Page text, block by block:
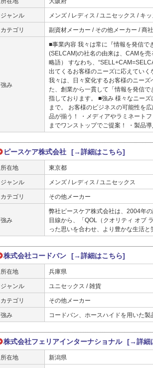
ジャンル メンズ / レディス / ユニセックス / キ
カテゴリ 副資材メーカー / その他メーカー / 商社
強み
■事業内容 我々は常に『情報を発信で
(SELCAM)の社名の由来は、CAMを
略語） すなわち、
出てくるお客様のニーズに応えていく
我々は、日々変化するお客様のニー
た、創業から一貫して「情報を発信
指しております。 ■強み 様々なニー
まで。 お客様のビジネスの可能性を
品が揃う！ ・メディアやラミネート
までワンストップでご提案！ ・製品
ピースケア株式会社 [→詳細はこちら]
所在地 東京都
ジャンル メンズ / レディス / ユニセックス
カテゴリ その他メーカー
強み
弊社ピースケア株式会社は、2004年
目線から、「QOL（クオリティ オブ
った思いを合わせ、より豊かな生活と
株式会社コードバン [→詳細はこちら]
所在地 兵庫県
ジャンル ユニセックス / 雑貨
カテゴリ その他メーカー
強み コードバン、ホースハイドを用いた製
株式会社フェリアインターナショナル [→詳細
所在地 新潟県